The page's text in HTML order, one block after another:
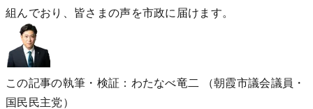
組んでおり、皆さまの声を市政に届けます。
この記事の執筆・検証：わたなべ竜二
（朝霞市議会議員・
国民民主党）